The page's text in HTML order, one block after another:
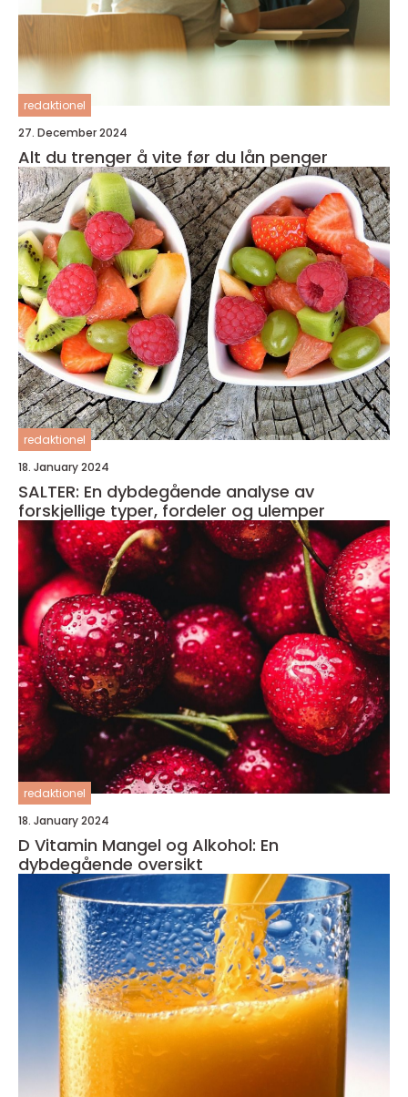
redaktionel
27. December 2024
Alt du trenger å vite før du lån penger
redaktionel
18. January 2024
SALTER: En dybdegående analyse av
forskjellige typer, fordeler og ulemper
redaktionel
18. January 2024
D Vitamin Mangel og Alkohol: En
dybdegående oversikt